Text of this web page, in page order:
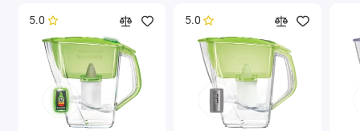
5.0 5.0